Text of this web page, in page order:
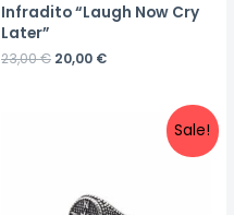
Infradito “Laugh Now Cry
Later”
23,00€ 20,00 €
Sale!